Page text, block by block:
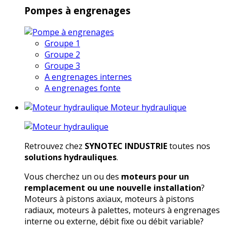
Pompes à engrenages
Groupe 1
Groupe 2
Groupe 3
A engrenages internes
A engrenages fonte
Moteur hydraulique
Retrouvez chez SYNOTEC INDUSTRIEtoutes nos
solutions hydrauliques.
Vous cherchez un ou des moteurs pour un
remplacement ou une nouvelle installation?
Moteurs à pistons axiaux, moteurs à pistons
radiaux, moteurs à palettes, moteurs à engrenages
interne ou externe, débit fixe ou débit variable?